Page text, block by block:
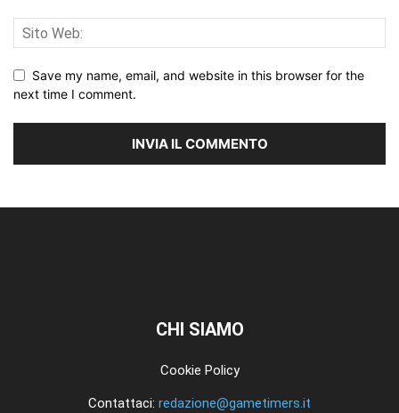
Save my name, email, and website in this browser for the
next time I comment.
CHI SIAMO
Cookie Policy
Contattaci: redazione@gametimers.it